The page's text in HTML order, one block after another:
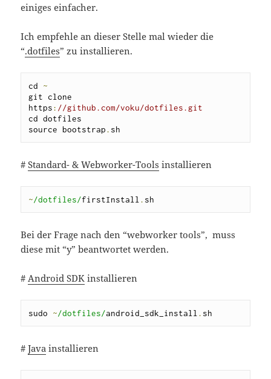
einiges einfacher.
Ich empfehle an dieser Stelle mal wieder die
“.dotfiles” zu installieren.
cd ~
git clone
https: //github.com/voku/dotfiles.git
cd dotfiles
source bootstrap. sh
#Standard- & Webworker-Tools installieren
~/dotfiles/firstInstall. sh
Bei der Frage nach den “webworker tools”, muss
diese mit “y” beantwortet werden.
#Android SDK installieren
sudo ~/dotfiles/android_sdk_install. sh
#Java installieren